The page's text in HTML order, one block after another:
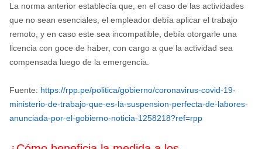
La norma anterior establecía que, en el caso de las actividades
que no sean esenciales, el empleador debía aplicar el trabajo
remoto, y en caso este sea incompatible, debía otorgarle una
licencia con goce de haber, con cargo a que la actividad sea
compensada luego de la emergencia.
Fuente: https://rpp.pe/politica/gobierno/coronavirus-covid-19-
ministerio-de-trabajo-que-es-la-suspension-perfecta-de-labores-
anunciada-por-el-gobierno-noticia-1258218?ref=rpp